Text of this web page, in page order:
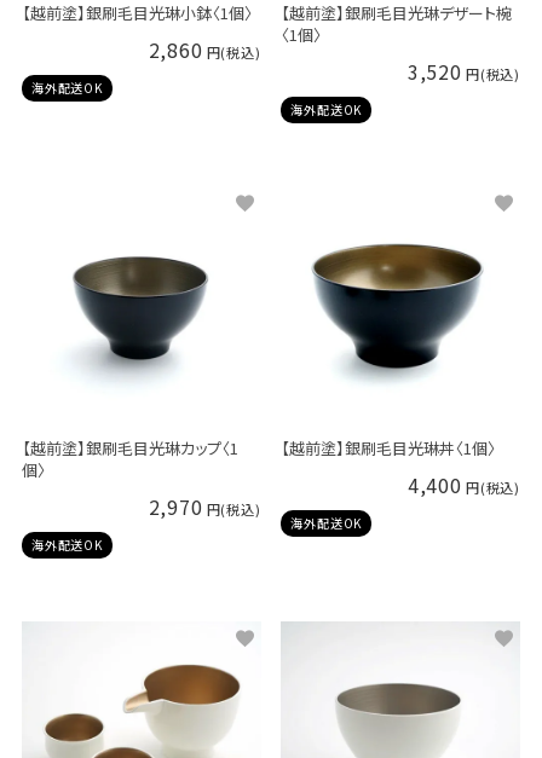
【越前塗】銀刷毛目光琳小鉢〈1個〉
2,860
海外配送OK
【越前塗】銀刷毛目光琳デザート椀
〈1個〉
3,520
海外配送OK
【越前塗】銀刷毛目光琳カップ〈1
個〉
2,970
海外配送OK
【越前塗】銀刷毛目光琳丼〈1個〉
4,400
海外配送OK